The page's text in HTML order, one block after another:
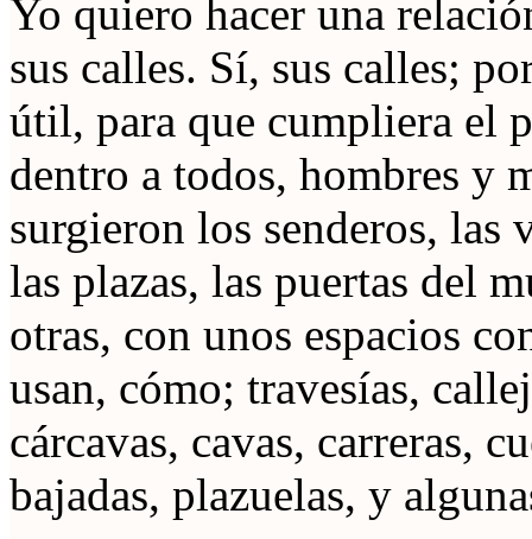
Yo quiero hacer una
sus calles. Sí, sus calles;
útil, para que cumpliera el
dentro a todos, hombres y
surgieron los senderos, las
las plazas, las puertas del
otras, con unos espacios
usan, cómo; travesías,
cárcavas, cavas, carreras,
bajadas, plazuelas, y